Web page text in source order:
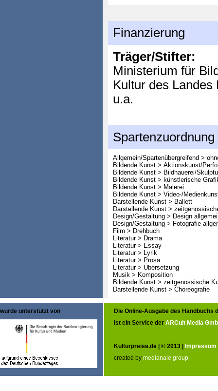
Finanzierung
Träger/Stifter:
Ministerium für
Kultur des
u.a.
Spartenzuordnung
Allgemein/Spartenübergreifend >
Bildende Kunst > Aktionskunst/
Bildende Kunst > Bildhauerei/
Bildende Kunst > künstlerische
Bildende Kunst > Malerei
Bildende Kunst > Video-/
Darstellende Kunst > Ballett
Darstellende Kunst >
Design/Gestaltung > Design
Design/Gestaltung > Fotografie
Film > Drehbuch
Literatur > Drama
Literatur > Essay
Literatur > Lyrik
Literatur > Prosa
Literatur > Übersetzung
Musik > Komposition
Bildende Kunst > zeitgenössische
Darstellende Kunst > Choreografie
wurde unterstützt von
Die Online-Ausgabe des Handbuchs
ist ein Service der ARCult Media
Kulturpreise.de | © 2013 | Impressum
created by medianale group